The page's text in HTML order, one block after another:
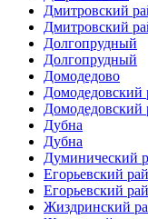
Дмитровский
Дмитровский
Долгопрудный
Долгопрудный
Домодедово
Домодедовский
Домодедовский
Дубна
Дубна
Думинический
Егорьевский
Егорьевский
Жиздринский